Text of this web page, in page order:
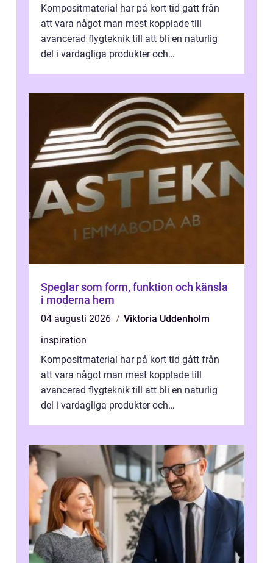
Kompositmaterial har på kort tid gått från
att vara något man mest kopplade till
avancerad flygteknik till att bli en naturlig
del i vardagliga produkter och
Speglar som form, funktion och känsla
i moderna hem
04 augusti 2026
Viktoria Uddenholm
inspiration
Kompositmaterial har på kort tid gått från
att vara något man mest kopplade till
avancerad flygteknik till att bli en naturlig
del i vardagliga produkter och